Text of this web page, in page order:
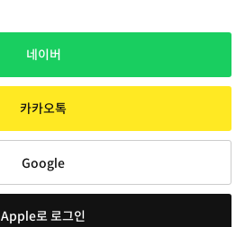
네이버
카카오톡
Google
Apple로 로그인